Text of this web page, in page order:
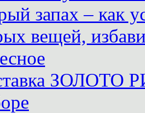
запах – как
вещей,
ЗОЛОТО